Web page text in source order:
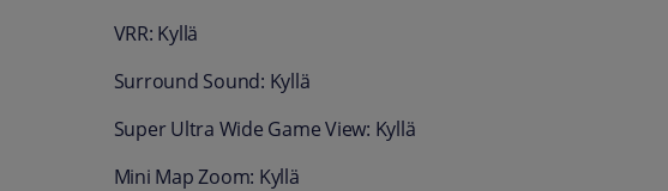
VRR: Kyllä
Surround Sound: Kyllä
Super Ultra Wide Game View: Kyllä
Mini Map Zoom: Kyllä